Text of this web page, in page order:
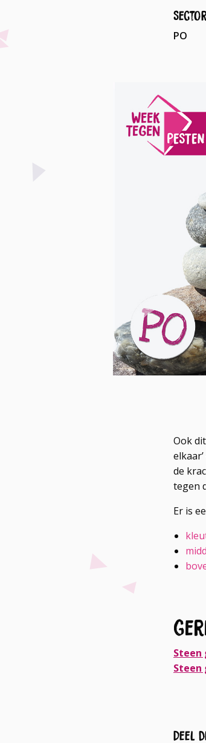
PO
Ook
de
tegen
Er is
Steen
Steen
Deel